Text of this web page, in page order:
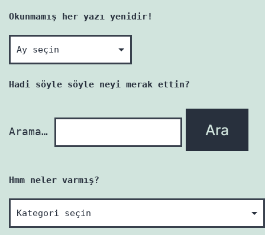
Okunmamış her yazı yenidir!
Okunmamış
her
yazı
Hadi söyle söyle neyi merak ettin?
Arama…
Hmm neler varmış?
Hmm
neler